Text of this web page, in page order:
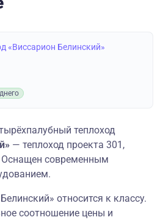
«Виссарион Белинский»
теплоход
— теплоход проекта 301,
Оснащен современным
относится к классу.
соотношение цены и